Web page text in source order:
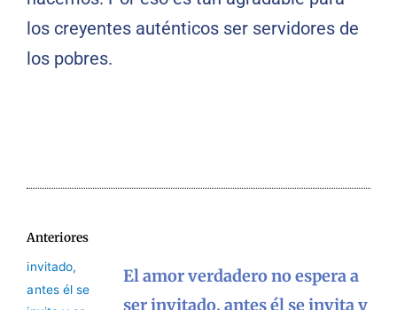
los creyentes auténticos ser servidores de
los pobres.
Anteriores
El amor verdadero no espera a
ser invitado, antes él se invita y